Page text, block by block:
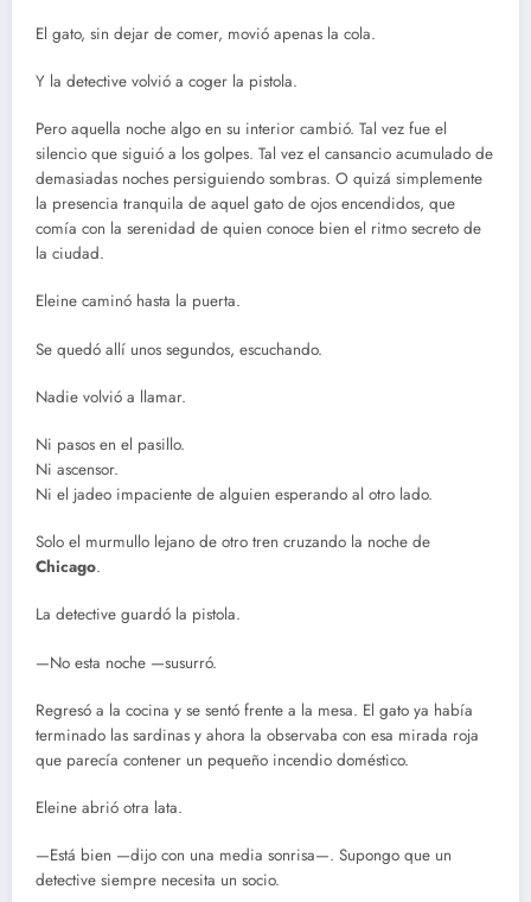
El gato, sin dejar de comer, movió apenas la cola.
Y la detective volvió a coger la pistola.
Pero aquella noche algo en su interior cambió. Tal vez fue el
silencio que siguió a los golpes. Tal vez el cansancio acumulado de
demasiadas noches persiguiendo sombras. O quizá simplemente
la presencia tranquila de aquel gato de ojos encendidos, que
comía con la serenidad de quien conoce bien el ritmo secreto de
la ciudad.
Eleine caminó hasta la puerta.
Se quedó allí unos segundos, escuchando.
Nadie volvió a llamar.
Ni pasos en el pasillo.
Ni ascensor.
Ni el jadeo impaciente de alguien esperando al otro lado.
Solo el murmullo lejano de otro tren cruzando la noche de
Chicago.
La detective guardó la pistola.
—No esta noche —susurró.
Regresó a la cocina y se sentó frente a la mesa. El gato ya había
terminado las sardinas y ahora la observaba con esa mirada roja
que parecía contener un pequeño incendio doméstico.
Eleine abrió otra lata.
—Está bien —dijo con una media sonrisa—. Supongo que un
detective siempre necesita un socio.